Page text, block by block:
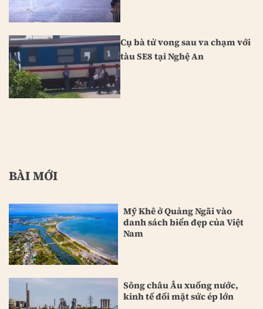
Cụ bà tử vong sau va chạm với
tàu SE8 tại Nghệ An
BÀI MỚI
Mỹ Khê ở Quảng Ngãi vào
danh sách biển đẹp của Việt
Nam
Sông châu Âu xuống nước,
kinh tế đối mặt sức ép lớn